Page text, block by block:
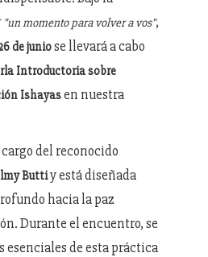
"un momento para volver a vos",
de juniose llevará a cabo
Introductoria sobre
Ishayasen nuestra
del reconocido
Buttiy está diseñada
hacia la paz
Durante el encuentro, se
de esta práctica